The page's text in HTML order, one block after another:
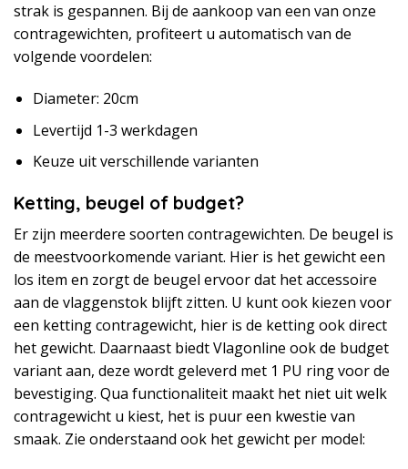
strak is gespannen. Bij de aankoop van een van onze
contragewichten, profiteert u automatisch van de
volgende voordelen:
Diameter: 20cm
Levertijd 1-3 werkdagen
Keuze uit verschillende varianten
Ketting, beugel of budget?
Er zijn meerdere soorten contragewichten. De beugel is
de meestvoorkomende variant. Hier is het gewicht een
los item en zorgt de beugel ervoor dat het accessoire
aan de vlaggenstok blijft zitten. U kunt ook kiezen voor
een ketting contragewicht, hier is de ketting ook direct
het gewicht. Daarnaast biedt Vlagonline ook de budget
variant aan, deze wordt geleverd met 1 PU ring voor de
bevestiging. Qua functionaliteit maakt het niet uit welk
contragewicht u kiest, het is puur een kwestie van
smaak. Zie onderstaand ook het gewicht per model: